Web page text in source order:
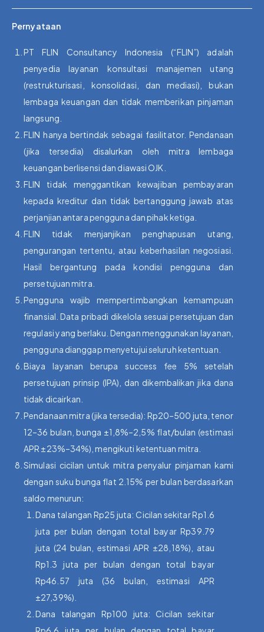
Pernyataan
PT FLIN Consultancy Indonesia (“FLIN”) adalah
penyedia layanan konsultasi manajemen utang
(restrukturisasi, konsolidasi, dan mediasi), bukan
lembaga keuangan dan tidak memberikan pinjaman
langsung.
FLIN hanya bertindak sebagai fasilitator. Pendanaan
(jika tersedia) disalurkan oleh mitra lembaga
keuangan berlisensi dan diawasi OJK.
FLIN tidak menggantikan kewajiban pembayaran
kepada kreditur dan tidak bertanggung jawab atas
perjanjian antara pengguna dan pihak ketiga.
FLIN tidak menjanjikan penghapusan utang,
pengurangan tertentu, atau keberhasilan negosiasi.
Hasil bergantung pada kondisi pengguna dan
persetujuan mitra.
Pengguna wajib mempertimbangkan kemampuan
finansial. Data pribadi dikelola sesuai persetujuan dan
regulasi yang berlaku. Dengan menggunakan layanan,
pengguna dianggap menyetujui seluruh ketentuan.
Biaya layanan berupa success fee 5% setelah
persetujuan prinsip (IPA), dan dikembalikan jika dana
tidak dicairkan.
Pendanaan mitra (jika tersedia): Rp20–500 juta, tenor
12–36 bulan, bunga ±1,8%–2,5% flat/bulan (estimasi
APR ±23%–34%), mengikuti ketentuan mitra.
Simulasi cicilan untuk mitra penyalur pinjaman kami
dengan suku bunga flat 2.15% per bulan berdasarkan
saldo menurun:
Dana talangan Rp25 juta: Cicilan sekitar Rp1.6
juta per bulan dengan total bayar Rp39.79
juta (24 bulan, estimasi APR ±28,18%), atau
Rp1.3 juta per bulan dengan total bayar
Rp46.57 juta (36 bulan, estimasi APR
±27,39%).
Dana talangan Rp100 juta: Cicilan sekitar